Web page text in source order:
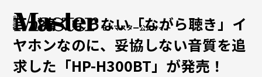
モノマスター公式サイト
耳が痛くならない「ながら聴き」イ
ヤホンなのに、妥協しない音質を追
求した「HP-H300BT」が発売！